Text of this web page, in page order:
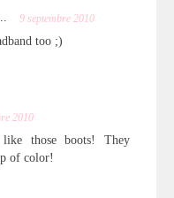
9 septembre 2010
too ;)
2010
those boots! They
of color!